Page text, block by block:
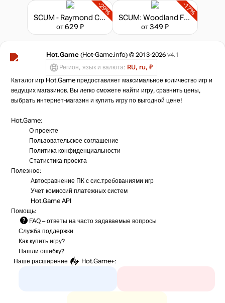
-29%
SCUM - Raymond Cruz Character Pack
от 629 ₽
-17%
SCUM: Woodland Furniture Pack
от 349 ₽
Hot.Game (Hot-Game.info) © 2013-2026 v4.1
Регион, язык и валюта: RU, ru, ₽
Каталог игр Hot.Game предоставляет максимальное количество игр и
ведущих магазинов. Вы легко сможете найти игру, сравнить цены,
выбрать интернет-магазин и купить игру по выгодной цене!
Hot.Game:
О проекте
Пользовательское соглашение
Политика конфиденциальности
Статистика проекта
Полезное:
Автосравнение ПК с сис.требованиями игр
Учет комиссий платежных систем
Hot.Game API
Помощь:
FAQ – ответы на часто задаваемые вопросы
Служба поддержки
Как купить игру?
Нашли ошибку?
Наше расширение
Hot.Game+: